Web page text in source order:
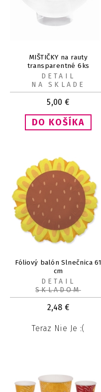
MIŠTIČKY na rauty
transparentné 6ks
5,00 €
DETAIL
NA SKLADE
Fóliový balón Slnečnica 61
cm
2,48 €
Teraz Nie Je :(
DETAIL
SKLADOM